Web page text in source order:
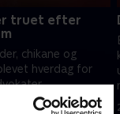
truet efter
chikane og
hverdag for
taler med én af